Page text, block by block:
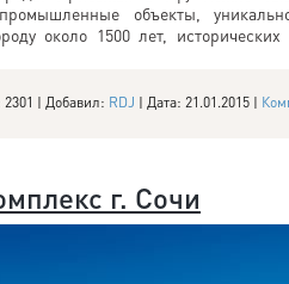
объекты,
около 1500 лет, исторических
2301 | Добавил: RDJ | Дата: 21.01.2015 |
г. Сочи